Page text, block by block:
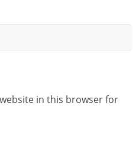
in this browser for